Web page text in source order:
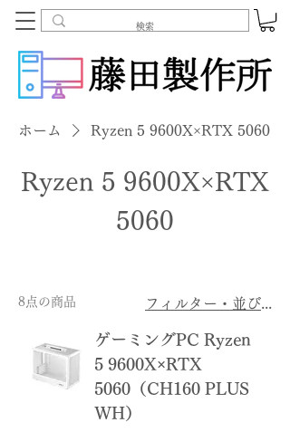
ホーム Ryzen 5 9600X×RTX 5060
Ryzen 5 9600X×RTX
5060
8点の商品 フィルター・並び替え
ゲーミングPC Ryzen
5 9600X×RTX
5060（CH160 PLUS
WH）